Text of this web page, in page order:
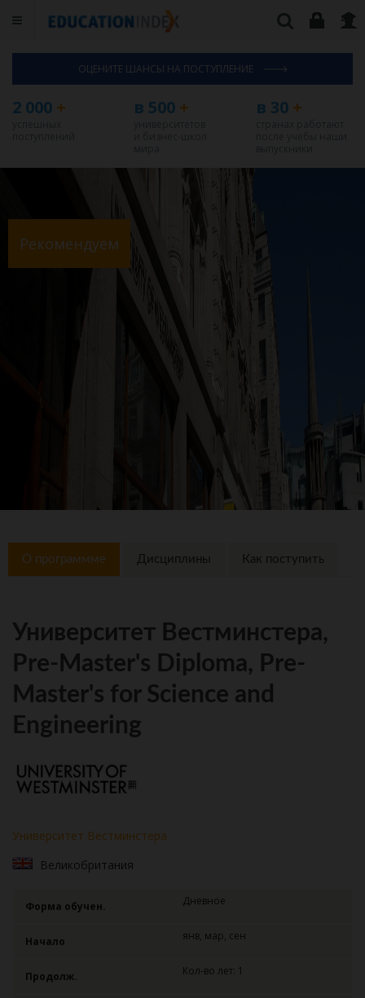
ОЦЕНИТЕ ШАНСЫ НА ПОСТУПЛЕНИЕ
2 000 + в 500 + в 30+
Рекомендуем
О программме Дисциплины Как поступить
Университет Вестминстера,
Pre-Master's Diploma, Pre-
Master's for Science and
Engineering
Университет Вестминстера
Великобритания
Форма обучен. Дневное
Начало янв, мар, сен
Продолж. Кол-во лет: 1